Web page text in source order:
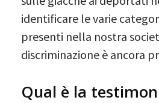
identificare le varie
presenti nella nostra
discriminazione è ancora
Qual è la